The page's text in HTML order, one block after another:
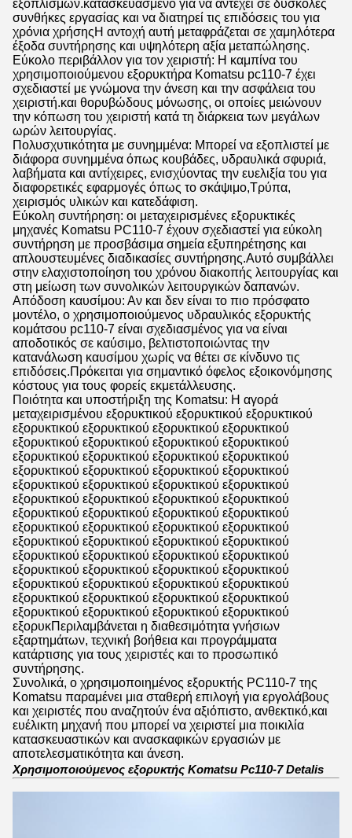
εξοπλισμών.κατασκευασμένο για να αντέχει σε δύσκολες
συνθήκες εργασίας και να διατηρεί τις επιδόσεις του για
χρόνια χρήσηςΗ αντοχή αυτή μεταφράζεται σε χαμηλότερα
έξοδα συντήρησης και υψηλότερη αξία μεταπώλησης.
Εύκολο περιβάλλον για τον χειριστή: Η καμπίνα του
χρησιμοποιούμενου εξορυκτήρα Komatsu pc110-7 έχει
σχεδιαστεί με γνώμονα την άνεση και την ασφάλεια του
χειριστή.και θορυβώδους μόνωσης, οι οποίες μειώνουν
την κόπωση του χειριστή κατά τη διάρκεια των μεγάλων
ωρών λειτουργίας.
Πολυσχυτικότητα με συνημμένα: Μπορεί να εξοπλιστεί με
διάφορα συνημμένα όπως κουβάδες, υδραυλικά σφυριά,
λαβήματα και αντίχειρες, ενισχύοντας την ευελιξία του για
διαφορετικές εφαρμογές όπως το σκάψιμο,Τρύπα,
χειρισμός υλικών και κατεδάφιση.
Εύκολη συντήρηση: οι μεταχειρισμένες εξορυκτικές
μηχανές Komatsu PC110-7 έχουν σχεδιαστεί για εύκολη
συντήρηση με προσβάσιμα σημεία εξυπηρέτησης και
απλουστευμένες διαδικασίες συντήρησης.Αυτό συμβάλλει
στην ελαχιστοποίηση του χρόνου διακοπής λειτουργίας και
στη μείωση των συνολικών λειτουργικών δαπανών.
Απόδοση καυσίμου: Αν και δεν είναι το πιο πρόσφατο
μοντέλο, ο χρησιμοποιούμενος υδραυλικός εξορυκτής
κομάτσου pc110-7 είναι σχεδιασμένος για να είναι
αποδοτικός σε καύσιμο, βελτιστοποιώντας την
κατανάλωση καυσίμου χωρίς να θέτει σε κίνδυνο τις
επιδόσεις.Πρόκειται για σημαντικό όφελος εξοικονόμησης
κόστους για τους φορείς εκμετάλλευσης.
Ποιότητα και υποστήριξη της Komatsu: Η αγορά
μεταχειρισμένου εξορυκτικού εξορυκτικού εξορυκτικού
εξορυκτικού εξορυκτικού εξορυκτικού εξορυκτικού
εξορυκτικού εξορυκτικού εξορυκτικού εξορυκτικού
εξορυκτικού εξορυκτικού εξορυκτικού εξορυκτικού
εξορυκτικού εξορυκτικού εξορυκτικού εξορυκτικού
εξορυκτικού εξορυκτικού εξορυκτικού εξορυκτικού
εξορυκτικού εξορυκτικού εξορυκτικού εξορυκτικού
εξορυκτικού εξορυκτικού εξορυκτικού εξορυκτικού
εξορυκτικού εξορυκτικού εξορυκτικού εξορυκτικού
εξορυκτικού εξορυκτικού εξορυκτικού εξορυκτικού
εξορυκτικού εξορυκτικού εξορυκτικού εξορυκτικού
εξορυκτικού εξορυκτικού εξορυκτικού εξορυκτικού
εξορυκτικού εξορυκτικού εξορυκτικού εξορυκτικού
εξορυκτικού εξορυκτικού εξορυκτικού εξορυκτικού
εξορυκτικού εξορυκτικού εξορυκτικού εξορυκτικού
εξορυκΠεριλαμβάνεται η διαθεσιμότητα γνήσιων
εξαρτημάτων, τεχνική βοήθεια και προγράμματα
κατάρτισης για τους χειριστές και το προσωπικό
συντήρησης.
Συνολικά, ο χρησιμοποιημένος εξορυκτής PC110-7 της
Komatsu παραμένει μια σταθερή επιλογή για εργολάβους
και χειριστές που αναζητούν ένα αξιόπιστο, ανθεκτικό,και
ευέλικτη μηχανή που μπορεί να χειριστεί μια ποικιλία
κατασκευαστικών και ανασκαφικών εργασιών με
αποτελεσματικότητα και άνεση.
Χρησιμοποιούμενος εξορυκτής Komatsu Pc110-7 Detalis